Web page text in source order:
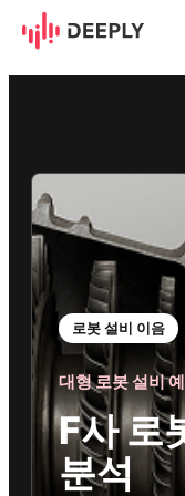
F사 로봇
로봇 설비 이음
대형 로봇 설비
F사 로
분석